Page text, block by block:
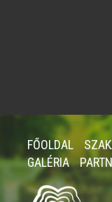
FŐOLDAL
GALÉRIA